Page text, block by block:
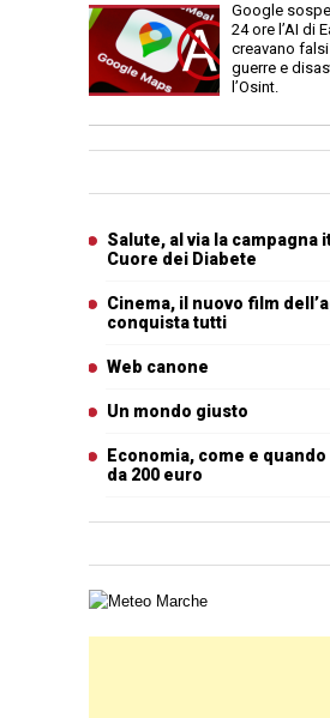
Google
24 ore l’AI di
creavano
guerre e
l’Osint.
Salute, al via la campagna
Cuore dei Diabete
Cinema, il nuovo film
conquista tutti
Web canone
Un mondo giusto
Economia, come e
da 200 euro
Carta meteorologica delle Marche